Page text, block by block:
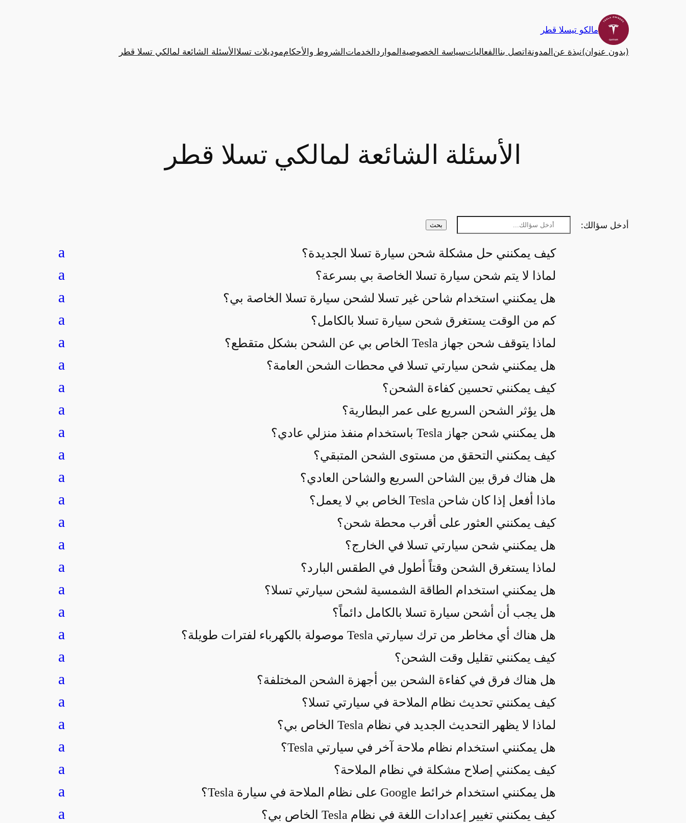
مالكو تيسلا قطر
(بدون عنوان)نبذة عن المدونة اتصل بنا الفعالياتسياسة الخصوصية الموارد الخدمات الشروط والأحكامموديلات تسلا الأسئلة الشائعة لمالكي تسلا قطر
الأسئلة الشائعة لمالكي تسلا قطر
أدخل سؤالك:
a كيف يمكنني حل مشكلة شحن سيارة تسلا الجديدة؟
a لماذا لا يتم شحن سيارة تسلا الخاصة بي بسرعة؟
a هل يمكنني استخدام شاحن غير تسلا لشحن سيارة تسلا الخاصة بي؟
a كم من الوقت يستغرق شحن سيارة تسلا بالكامل؟
a لماذا يتوقف شحن جهاز Tesla الخاص بي عن الشحن بشكل متقطع؟
a هل يمكنني شحن سيارتي تسلا في محطات الشحن العامة؟
a كيف يمكنني تحسين كفاءة الشحن؟
a هل يؤثر الشحن السريع على عمر البطارية؟
a هل يمكنني شحن جهاز Tesla باستخدام منفذ منزلي عادي؟
a كيف يمكنني التحقق من مستوى الشحن المتبقي؟
a هل هناك فرق بين الشاحن السريع والشاحن العادي؟
a ماذا أفعل إذا كان شاحن Tesla الخاص بي لا يعمل؟
a كيف يمكنني العثور على أقرب محطة شحن؟
a هل يمكنني شحن سيارتي تسلا في الخارج؟
a لماذا يستغرق الشحن وقتاً أطول في الطقس البارد؟
a هل يمكنني استخدام الطاقة الشمسية لشحن سيارتي تسلا؟
a هل يجب أن أشحن سيارة تسلا بالكامل دائماً؟
a هل هناك أي مخاطر من ترك سيارتي Tesla موصولة بالكهرباء لفترات طويلة؟
a كيف يمكنني تقليل وقت الشحن؟
a هل هناك فرق في كفاءة الشحن بين أجهزة الشحن المختلفة؟
a كيف يمكنني تحديث نظام الملاحة في سيارتي تسلا؟
a لماذا لا يظهر التحديث الجديد في نظام Tesla الخاص بي؟
a هل يمكنني استخدام نظام ملاحة آخر في سيارتي Tesla؟
a كيف يمكنني إصلاح مشكلة في نظام الملاحة؟
a هل يمكنني استخدام خرائط Google على نظام الملاحة في سيارة Tesla؟
a كيف يمكنني تغيير إعدادات اللغة في نظام Tesla الخاص بي؟